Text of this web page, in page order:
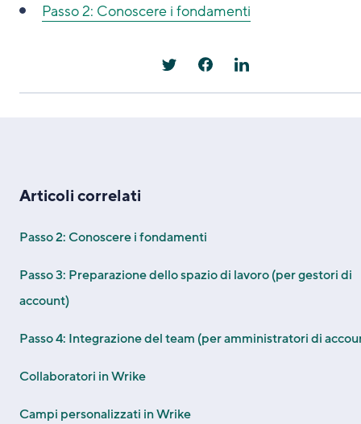
Passo 2: Conoscere i fondamenti
Articoli correlati
Passo 2: Conoscere i fondamenti
Passo 3: Preparazione dello spazio di lavoro (per gestori di
account)
Passo 4: Integrazione del team (per amministratori di
Collaboratori in Wrike
Campi personalizzati in Wrike